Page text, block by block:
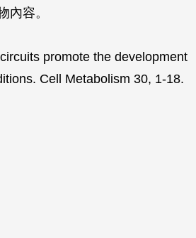
內容。
promote the development
Cell Metabolism 30, 1-18.